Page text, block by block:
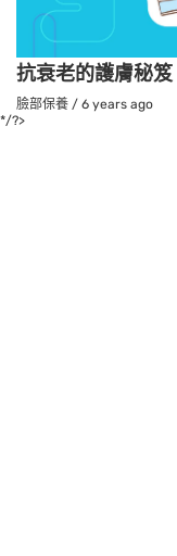
抗衰老的護膚秘笈
臉部保養 / 6 years ago
*/?>